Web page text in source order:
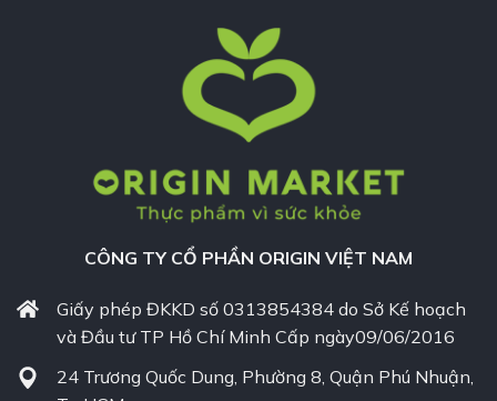
CÔNG TY CỔ PHẦN ORIGIN VIỆT NAM
Giấy phép ĐKKD số 0313854384 do Sở Kế hoạch
và Đầu tư TP Hồ Chí Minh Cấp ngày09/06/2016
24 Trương Quốc Dung, Phường 8, Quận Phú Nhuận,